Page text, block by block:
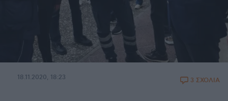
18.11.2020, 18:23 3 ΣΧΟΛΙΑ